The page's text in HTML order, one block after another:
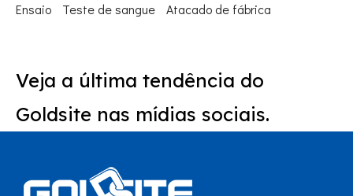
Ensaio
Teste de sangue Atacado de fábrica
Veja a última tendência do
Goldsite nas mídias sociais.